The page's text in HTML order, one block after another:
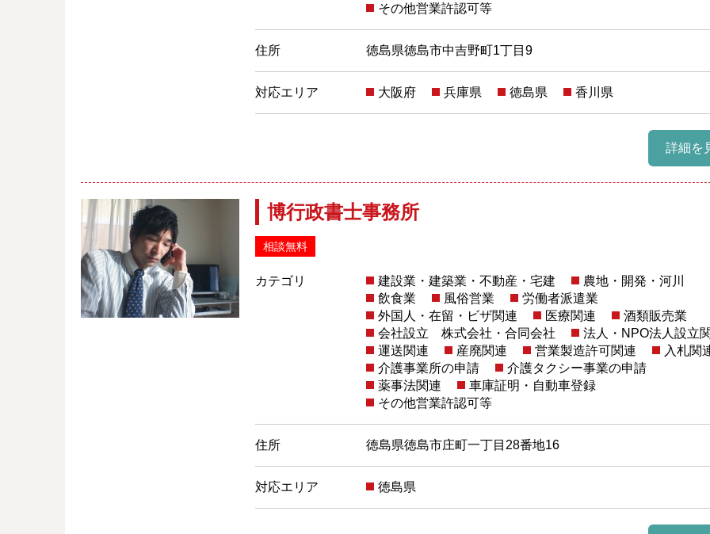
その他営業許認可等
住所 徳島県徳島市中吉野町1丁目9
対応エリア 大阪府 兵庫県 徳島県 香川県
詳細を
博行政書士事務所
相談無料
カテゴリ 建設業・建築業・不動産・宅建
農地・開発・河川
飲食業
風俗営業
労働者派遣業
外国人・在留・ビザ関連
医療関連
酒類販売業
会社設立 株式会社・合同会社
法人・NPO法人設立
運送関連
産廃関連 営業製造許可関連
入札関
介護事業所の申請
介護タクシー事業の申請
薬事法関連
車庫証明・自動車登録
その他営業許認可等
住所 徳島県徳島市庄町一丁目28番地16
対応エリア 徳島県